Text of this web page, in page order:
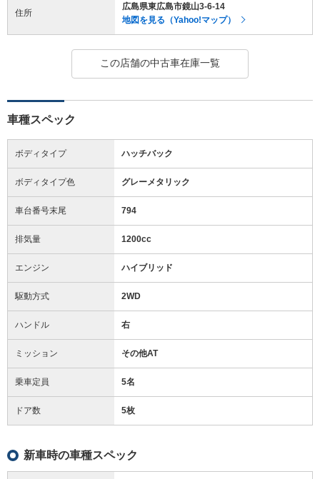
住所
広島県東広島市鏡山3-6-14
地図を見る（Yahoo!マップ）
この店舗の中古車在庫一覧
車種スペック
ボディタイプ ハッチバック
ボディタイプ色 グレーメタリック
車台番号末尾 794
排気量 1200cc
エンジン ハイブリッド
駆動方式 2WD
ハンドル 右
ミッション その他AT
乗車定員 5名
ドア数 5枚
新車時の車種スペック